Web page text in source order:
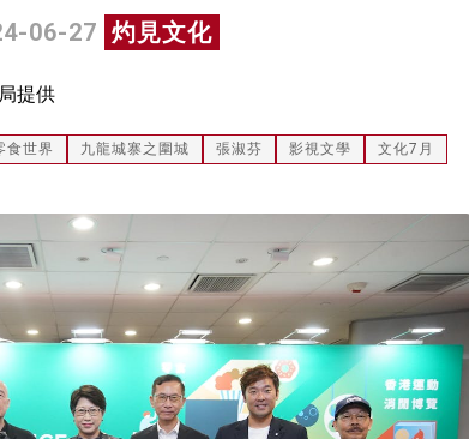
06-27 灼見文化
提供
食世界 九龍城寨之圍城 張淑芬 影視文學
文化7月